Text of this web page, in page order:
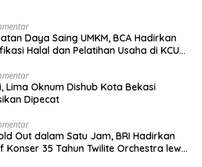
Daya Saing UMKM, BCA Hadirkan
Halal dan Pelatihan Usaha di KCU
Lima Oknum Dishub Kota Bekasi
Dipecat
Out dalam Satu Jam, BRI Hadirkan
Konser 35 Tahun Twilite Orchestra lewat